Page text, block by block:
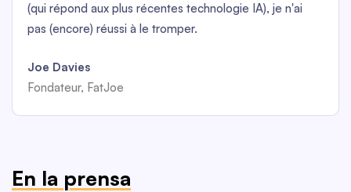
(qui répond aux plus récentes technologie IA), je n'ai
pas (encore) réussi à le tromper.
Joe Davies
Fondateur, FatJoe
En la prensa